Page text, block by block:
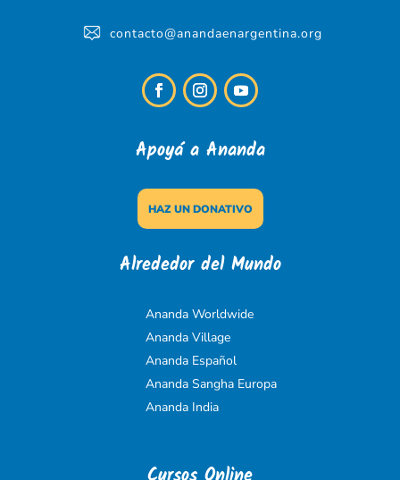
contacto@anandaenargentina.org
Apoyá a Ananda
HAZ UN DONATIVO
Alrededor del Mundo
Ananda Worldwide
Ananda Village
Ananda Español
Ananda Sangha Europa
Ananda India